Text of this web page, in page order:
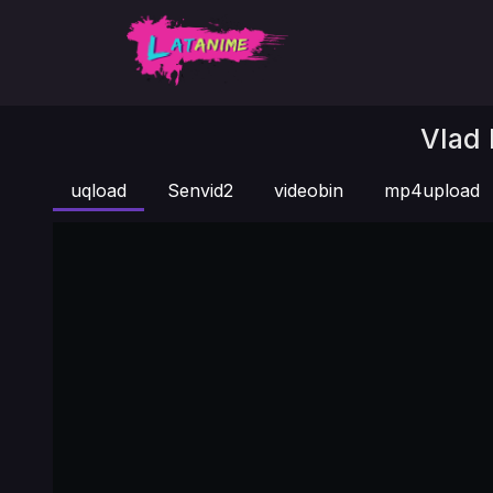
Vlad
uqload Senvid2 videobin mp4upload